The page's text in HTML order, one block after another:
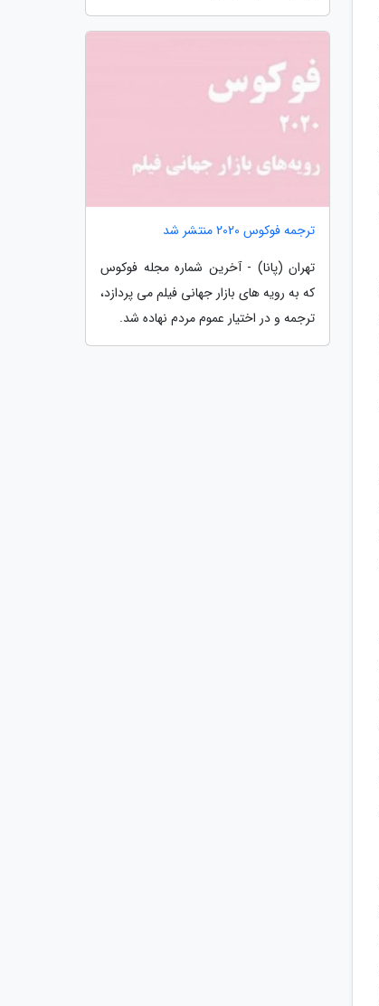
ترجمه فوکوس 2020 منتشر شد
تهران (پانا) - آخرین شماره مجله فوکوس
که به رویه های بازار جهانی فیلم می پردازد،
ترجمه و در اختیار عموم مردم نهاده شد.